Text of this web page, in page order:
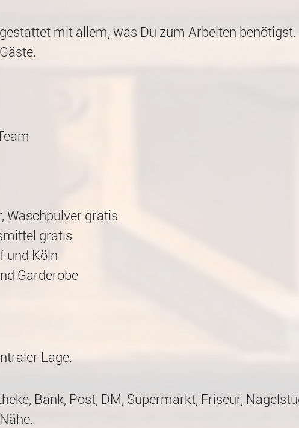
mit allem, was Du zum Arbeiten
Waschpulver gratis
gratis
und Köln
Garderobe
Lage.
Bank, Post, DM, Supermarkt, Friseur,